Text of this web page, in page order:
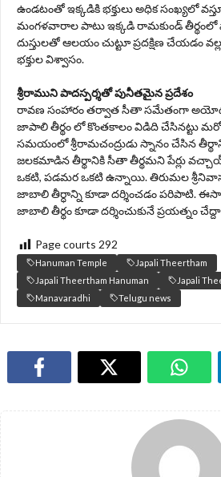
ఉండటంతో ఇక్కడికి భక్తులు అధిక సంఖ్యలో
మంగళవారాల పాటు ఇక్కడి రామకుండ్‌
దుస్తులతో ఆలయం చుట్టూ ప్రదక్షిణ చేయడం
భక్తుల విశ్వాసం.
శ్రీరాముని పాదస్పర్శతో పునీతమైన ప్రదేశం
రావణ సంహారం తర్వాత సీతా సమేతంగా
జాపాలి తీర్థం లో కొంతకాలం విడిది చేసినట్టు
సమయంలో శ్రీరామచంద్రుడు స్నానం చేసిన
జలకమాడిన తీర్థానికి సీతా తీర్థమని పేర్లు
ఒకటి, పడమర ఒకటి ఉన్నాయి. తిరుమల
జాబాలి తీర్ధాన్ని కూడా దర్శించడం పరిపాటి.
జాబాలి తీర్థం కూడా దర్శించుకునే ప్రయత్నం
Page courts 292
Hanuman Temple
Japali Theertham
Japali Theertham Hanuman
Japali
Manavaradhi
Telugu news